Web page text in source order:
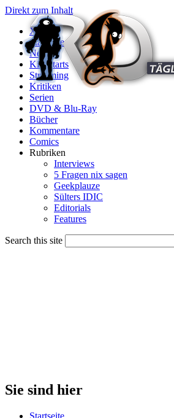
Direkt zum Inhalt
X
Startseite
News
Kinostarts
Streaming
Kritiken
Serien
DVD & Blu-Ray
Bücher
Kommentare
Comics
Rubriken
Interviews
5 Fragen nix sagen
Geekplauze
Sülters IDIC
Editorials
Features
Search this site
Sie sind hier
Startseite